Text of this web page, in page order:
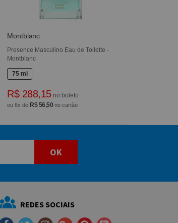
Montblanc
Presence Masculino Eau de Toilette -
Montblanc
75 ml
R$ 288,15no boleto
ou 6x de R$ 56,50 no cartão
OK
REDES SOCIAIS